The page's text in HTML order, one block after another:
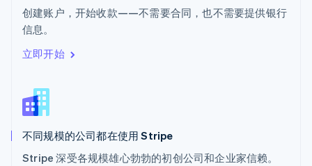
创建账户，开始收款——不需要合同，也不需要提供银行
信息。
立即开始
不同规模的公司都在使用 Stripe
Stripe 深受各规模雄心勃勃的初创公司和企业家信赖。
English
西班牙
Español
新加坡
新西兰
English
匈牙利
English
ItalianoEnglish